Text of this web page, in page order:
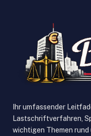
Ihr umfassender
Lastschriftverfahren,
wichtigen Themen